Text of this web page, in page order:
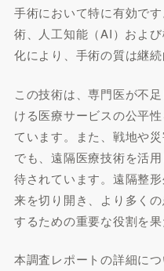
手術において特に有効で
術、人工知能（AI）およ
化により、手術の質は継続
この技術は、専門医が不
ける医療サービスの公平
ています。また、戦地や
でも、遠隔医療技術を活
待されています。遠隔整
来を切り開き、より多く
するための重要な役割を果
本調査レポートの詳細に